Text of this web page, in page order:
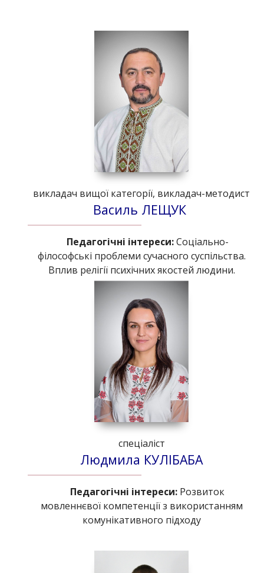
викладач вищої категорії, викладач-методист
Василь ЛЕЩУК
Педагогічні інтереси:Соціально-
філософські проблеми сучасного суспільства.
Вплив релігії психічних якостей людини.
спеціаліст
Людмила КУЛІБАБА
Педагогічні інтереси: Розвиток
мовленнєвої компетенції з використанням
комунікативного підходу